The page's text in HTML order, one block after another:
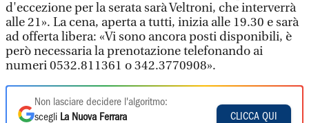
d'eccezione per la serata sarà Veltroni, che interverrà
alle 21». La cena, aperta a tutti, inizia alle 19.30 e sarà
ad offerta libera: «Vi sono ancora posti disponibili, è
però necessaria la prenotazione telefonando ai
numeri 0532.811361 o 342.3770908».
Non lasciare decidere l'algoritmo:
scegli La Nuova Ferrara
CLICCA QUI